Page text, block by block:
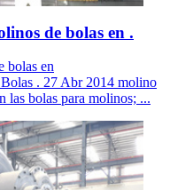
de bolas en .
bolas en
. 27 Abr 2014 molino
las bolas para molinos; ...